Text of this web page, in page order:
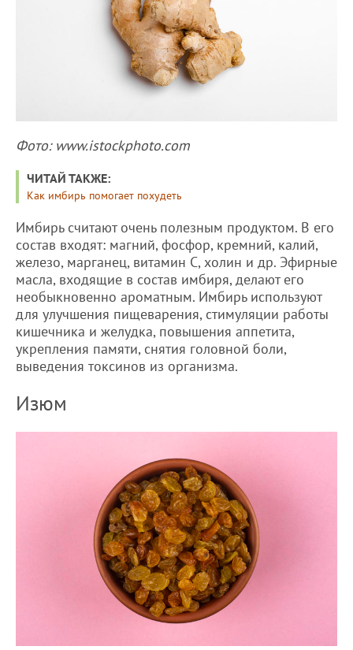
Фото: www.istockphoto.com
ЧИТАЙ ТАКЖЕ:
Как имбирь помогает похудеть
Имбирь считают очень полезным продуктом. В его
состав входят: магний, фосфор, кремний, калий,
железо, марганец, витамин С, холин и др. Эфирные
масла, входящие в состав имбиря, делают его
необыкновенно ароматным. Имбирь используют
для улучшения пищеварения, стимуляции работы
кишечника и желудка, повышения аппетита,
укрепления памяти, снятия головной боли,
выведения токсинов из организма.
Изюм